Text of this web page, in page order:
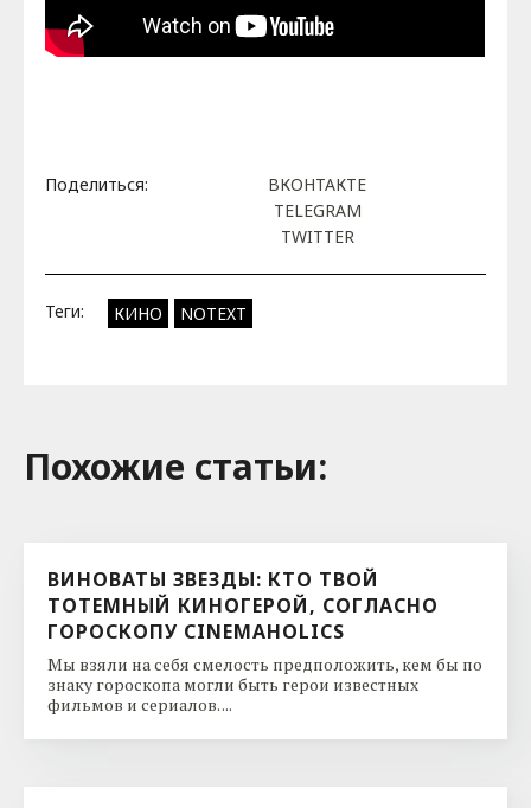
Поделиться:
ВКОНТАКТЕ
TELEGRAM
TWITTER
Теги: КИНО NOTEXT
Похожие cтатьи:
ВИНОВАТЫ ЗВЕЗДЫ: КТО ТВОЙ
ТОТЕМНЫЙ КИНОГЕРОЙ, СОГЛАСНО
ГОРОСКОПУ CINEMAHOLICS
Мы взяли на себя смелость предположить, кем бы по
знаку гороскопа могли быть герои известных
фильмов и сериалов. ...